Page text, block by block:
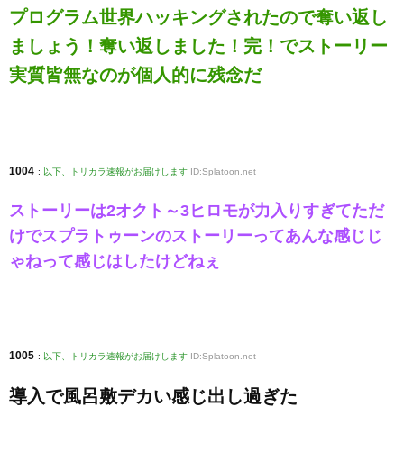
プログラム世界ハッキングされたので奪い返し
ましょう！奪い返しました！完！でストーリー
実質皆無なのが個人的に残念だ
1004 : 以下、トリカラ速報がお届けします ID:Splatoon.net
ストーリーは2オクト～3ヒロモが力入りすぎてただ
けでスプラトゥーンのストーリーってあんな感じじ
ゃねって感じはしたけどねぇ
1005 : 以下、トリカラ速報がお届けします ID:Splatoon.net
導入で風呂敷デカい感じ出し過ぎた